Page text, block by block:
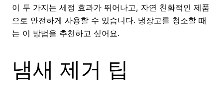
이 두 가지는 세정 효과가 뛰어나고, 자연 친화적인 제품
으로 안전하게 사용할 수 있습니다. 냉장고를 청소할 때
는 이 방법을 추천하고 싶어요.
냄새 제거 팁